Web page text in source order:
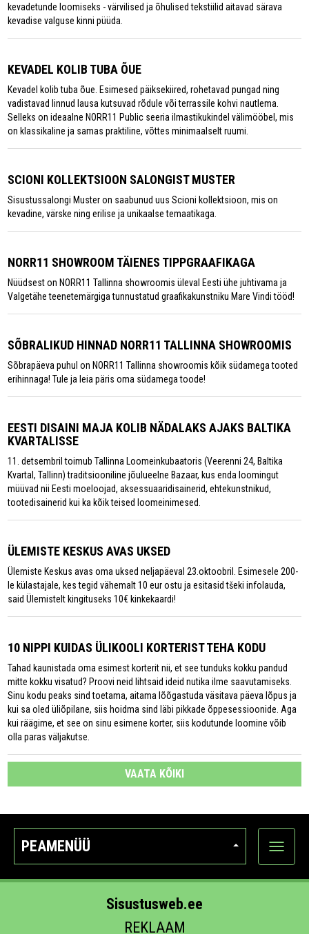
kevadetunde loomiseks - värvilised ja õhulised tekstiilid aitavad särava
kevadise valguse kinni püüda.
KEVADEL KOLIB TUBA ÕUE
Kevadel kolib tuba õue. Esimesed päiksekiired, rohetavad pungad ning
vadistavad linnud lausa kutsuvad rõdule või terrassile kohvi nautlema.
Selleks on ideaalne NORR11 Public seeria ilmastikukindel välimööbel, mis
on klassikaline ja samas praktiline, võttes minimaalselt ruumi.
SCIONI KOLLEKTSIOON SALONGIST MUSTER
Sisustussalongi Muster on saabunud uus Scioni kollektsioon, mis on
kevadine, värske ning erilise ja unikaalse temaatikaga.
NORR11 SHOWROOM TÄIENES TIPPGRAAFIKAGA
Nüüdsest on NORR11 Tallinna showroomis üleval Eesti ühe juhtivama ja
Valgetähe teenetemärgiga tunnustatud graafikakunstniku Mare Vindi tööd!
SÕBRALIKUD HINNAD NORR11 TALLINNA SHOWROOMIS
Sõbrapäeva puhul on NORR11 Tallinna showroomis kõik südamega tooted
erihinnaga! Tule ja leia päris oma südamega toode!
EESTI DISAINI MAJA KOLIB NÄDALAKS AJAKS BALTIKA
KVARTALISSE
11. detsembril toimub Tallinna Loomeinkubaatoris (Veerenni 24, Baltika
Kvartal, Tallinn) traditsiooniline jõulueelne Bazaar, kus enda loomingut
müüvad nii Eesti moeloojad, aksessuaaridisainerid, ehtekunstnikud,
tootedisainerid kui ka kõik teised loomeinimesed.
ÜLEMISTE KESKUS AVAS UKSED
Ülemiste Keskus avas oma uksed neljapäeval 23.oktoobril. Esimesele 200-
le külastajale, kes tegid vähemalt 10 eur ostu ja esitasid tšeki infolauda,
said Ülemistelt kingituseks 10€ kinkekaardi!
10 NIPPI KUIDAS ÜLIKOOLI KORTERIST TEHA KODU
Tahad kaunistada oma esimest korterit nii, et see tunduks kokku pandud
mitte kokku visatud? Proovi neid lihtsaid ideid nutika ilme saavutamiseks.
Sinu kodu peaks sind toetama, aitama lõõgastuda väsitava päeva lõpus ja
kui sa oled üliõpilane, siis hoidma sind läbi pikkade õppesessioonide. Aga
kui räägime, et see on sinu esimene korter, siis kodutunde loomine võib
olla paras väljakutse.
VAATA KÕIKI
PEAMENÜÜ
Ava
Sisustusweb.ee
REKLAAM